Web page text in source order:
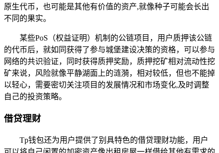
原生代币，也可能是其他有价值的资产,就像种子可能会长出
不同的果实。
某些PoS（权益证明）机制的公链项目，用户质押该公链
的代币后，就如同获得了参与城堡建设决策的资格，可以参与
网络的共识验证，同时获得质押奖励，质押挖矿相对流动性挖
矿来说，风险就像平静湖面上的涟漪，相对较低，但也不能掉
以轻心，需要密切关注项目的发展情况和市场变化,及时调整
自己的投资策略。
借贷理财
Tp钱包还为用户提供了别具特色的借贷理财功能，用户